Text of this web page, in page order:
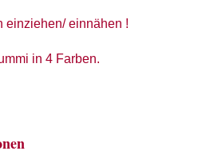
einziehen/ einnähen !
in 4 Farben.